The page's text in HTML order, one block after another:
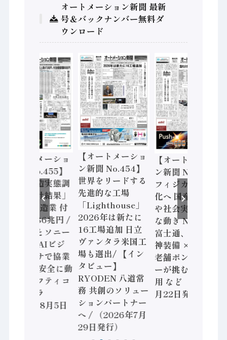
オートメーション新聞 最新
号＆バックナンバー無料ダ
ウンロード
【オートメーショ
ン新聞 No.455】
「経済構造実態調
査二次集計結果」
2024年製造業 付
加価値額86兆円 /
三菱電機とソニー
セミコン AIビジ
ョンセンサで協業
/ IDEC、安全に動
かすセーフティコ
ントローラ
（2026年8月5日
【オートメーショ
ン新聞 No.454】
世界をリードする
先進的な工場
「Lighthouse」
2026年は新たに
16工場追加 日立
ヴァンタラ米国工
場も選出/ 【イン
タビュー】
RYODEN 八道常
務 共創のソリュー
ションパートナー
へ / （2026年7月
29日発行）
【オートメーショ
ン新聞 No.453】
フィジカルAI本格
化へ 国産AI開発
や社会実装に活発
な動き Noetra、
富士通、日立 / 兵
神装備 × HMS、
老舗ポンプメーカ
ーが挑むデータ活
用 など（2026年7
月22日発行）